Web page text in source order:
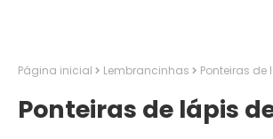
Página inicial Lembrancinhas Ponteiras
Ponteiras de lápis